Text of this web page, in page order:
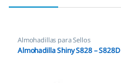
Almohadillas para Sellos
Automáticos ,Almohadillas Shiny
Almohadilla Shiny S828 – S828D